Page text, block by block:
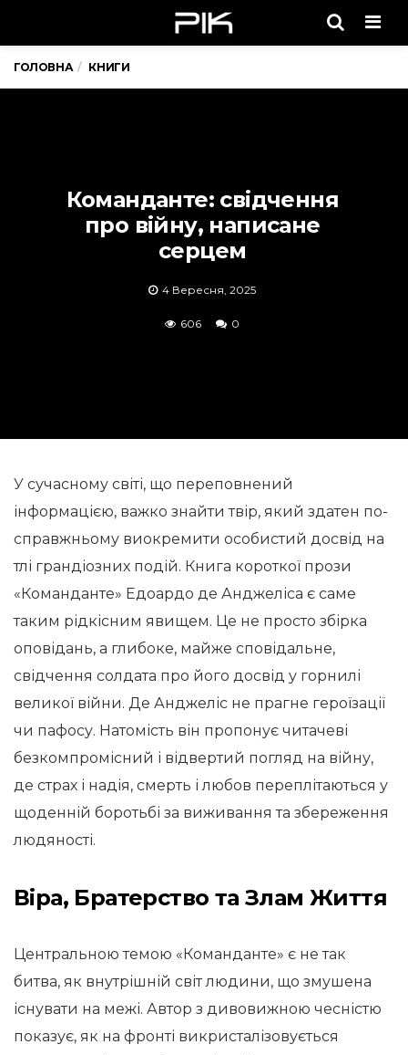
ГОЛОВНА КНИГИ
Команданте: свідчення
про війну, написане
серцем
4 Вересня, 2025
606 0
У сучасному світі, що переповнений
інформацією, важко знайти твір, який здатен по-
справжньому виокремити особистий досвід на
тлі грандіозних подій. Книга короткої прози
«Команданте» Едоардо де Анджеліса є саме
таким рідкісним явищем. Це не просто збірка
оповідань, а глибоке, майже сповідальне,
свідчення солдата про його досвід у горнилі
великої війни. Де Анджеліс не прагне героїзації
чи пафосу. Натомість він пропонує читачеві
безкомпромісний і відвертий погляд на війну,
де страх і надія, смерть і любов переплітаються у
щоденній боротьбі за виживання та збереження
людяності.
Віра, Братерство та Злам Життя
Центральною темою «Команданте» є не так
битва, як внутрішній світ людини, що змушена
існувати на межі. Автор з дивовижною чесністю
показує, як на фронті викристалізовується